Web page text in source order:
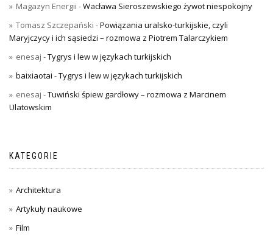
Magazyn Energii -Wacława Sieroszewskiego żywot niespokojny
Tomasz Szczepański -Powiązania uralsko-turkijskie, czyli
Maryjczycy i ich sąsiedzi – rozmowa z Piotrem Talarczykiem
enesaj -Tygrys i lew w językach turkijskich
baixiaotai -Tygrys i lew w językach turkijskich
enesaj -Tuwiński śpiew gardłowy – rozmowa z Marcinem
Ulatowskim
KATEGORIE
Architektura
Artykuły naukowe
Film